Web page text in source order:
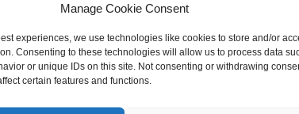
Manage Cookie Consent
experiences, we use technologies like cookies to store and/or
Consenting to these technologies will allow us to process data
or unique IDs on this site. Not consenting or withdrawing
certain features and functions.
Repository installieren
Firewalls tunneln
20 Jahre
ändern / editieren